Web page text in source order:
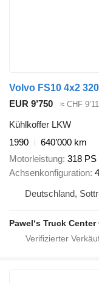
Volvo FS10 4x2
EUR 9’750
≈ CHF
Kühlkoffer LKW
1990
640’000 km
Motorleistung 318 PS
Achsenkonfiguration
Deutschland,
Pawel‘s Truck Center